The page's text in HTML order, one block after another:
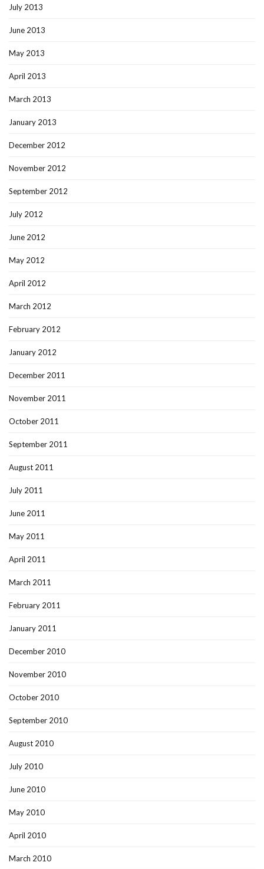
July 2013
June 2013
May 2013
April 2013
March 2013
January 2013
December 2012
November 2012
September 2012
July 2012
June 2012
May 2012
April 2012
March 2012
February 2012
January 2012
December 2011
November 2011
October 2011
September 2011
August 2011
July 2011
June 2011
May 2011
April 2011
March 2011
February 2011
January 2011
December 2010
November 2010
October 2010
September 2010
August 2010
July 2010
June 2010
May 2010
April 2010
March 2010